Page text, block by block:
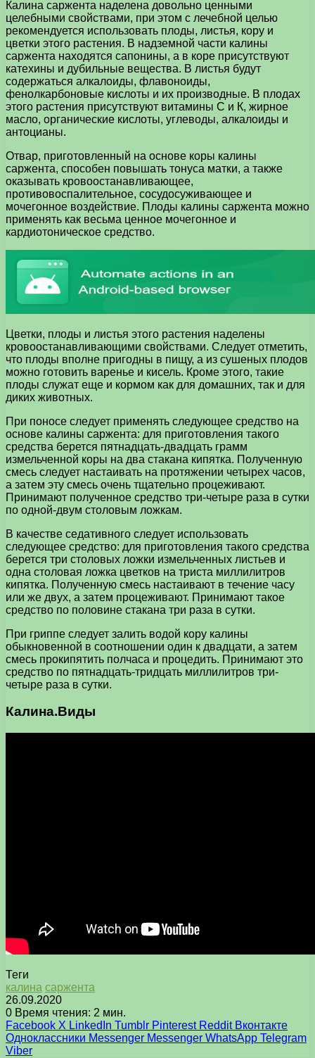
Калина саржента наделена довольно ценными
целебными свойствами, при этом с лечебной целью
рекомендуется использовать плоды, листья, кору и
цветки этого растения. В надземной части калины
саржента находятся сапонины, а в коре присутствуют
катехины и дубильные вещества. В листья будут
содержаться алкалоиды, флавоноиды,
фенолкарбоновые кислоты и их производные. В плодах
этого растения присутствуют витамины С и К, жирное
масло, органические кислоты, углеводы, алкалоиды и
антоцианы.
Отвар, приготовленный на основе коры калины
саржента, способен повышать тонуса матки, а также
оказывать кровоостанавливающее,
противовоспалительное, сосудосуживающее и
мочегонное воздействие. Плоды калины саржента можно
применять как весьма ценное мочегонное и
кардиотоническое средство.
Цветки, плоды и листья этого растения наделены
кровоостанавливающими свойствами. Следует отметить,
что плоды вполне пригодны в пищу, а из сушеных плодов
можно готовить варенье и кисель. Кроме этого, такие
плоды служат еще и кормом как для домашних, так и для
диких животных.
При поносе следует применять следующее средство на
основе калины саржента: для приготовления такого
средства берется пятнадцать-двадцать грамм
измельченной коры на два стакана кипятка. Полученную
смесь следует настаивать на протяжении четырех часов,
а затем эту смесь очень тщательно процеживают.
Принимают полученное средство три-четыре раза в сутки
по одной-двум столовым ложкам.
В качестве седативного следует использовать
следующее средство: для приготовления такого средства
берется три столовых ложки измельченных листьев и
одна столовая ложка цветков на триста миллилитров
кипятка. Полученную смесь настаивают в течение часу
или же двух, а затем процеживают. Принимают такое
средство по половине стакана три раза в сутки.
При гриппе следует залить водой кору калины
обыкновенной в соотношении один к двадцати, а затем
смесь прокипятить полчаса и процедить. Принимают это
средство по пятнадцать-тридцать миллилитров три-
четыре раза в сутки.
Калина.Виды
Теги
калина саржента
26.09.2020
0 Время чтения: 2 мин.
Facebook X LinkedIn Tumblr Pinterest Reddit Вконтакте
Одноклассники Messenger Messenger WhatsApp Telegram
Viber